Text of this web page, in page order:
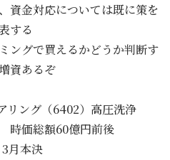
資金対応については既に策を
する
ングで買えるかどうか判断す
資あるぞ
ング（6402）高圧洗浄
時価総額60億円前後
月本決